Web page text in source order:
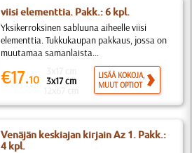
viisi elementtia. Pakk.: 6 kpl.
Yksikerroksinen sabluuna aiheelle viisi
elementtia. Tukkukaupan pakkaus, jossa on
muutamaa samanlaista...
€17.10 3x17 cm
LISÄÄ KOKOJA,
MUUT OPTIOT
Venäjän keskiajan kirjain Az 1. Pakk.:
4 kpl.